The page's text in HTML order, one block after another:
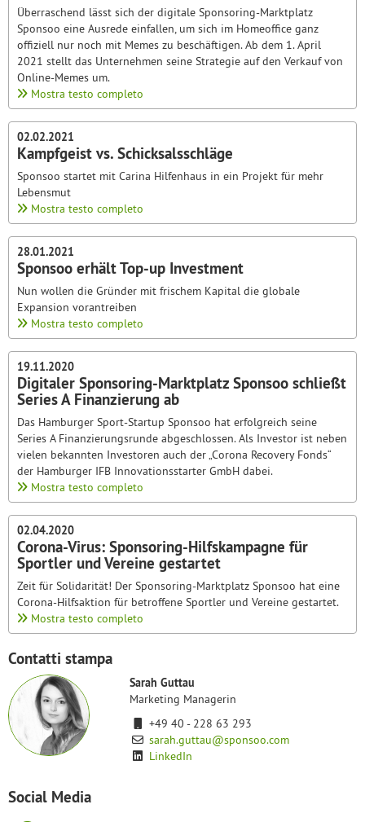
Überraschend lässt sich der digitale Sponsoring-Marktplatz
Sponsoo eine Ausrede einfallen, um sich im Homeoffice ganz
offiziell nur noch mit Memes zu beschäftigen. Ab dem 1. April
2021 stellt das Unternehmen seine Strategie auf den Verkauf von
Online-Memes um.
Mostra testo completo
02.02.2021
Kampfgeist vs. Schicksalsschläge
Sponsoo startet mit Carina Hilfenhaus in ein Projekt für mehr
Lebensmut
Mostra testo completo
28.01.2021
Sponsoo erhält Top-up Investment
Nun wollen die Gründer mit frischem Kapital die globale
Expansion vorantreiben
Mostra testo completo
19.11.2020
Digitaler Sponsoring-Marktplatz Sponsoo schließt
Series A Finanzierung ab
Das Hamburger Sport-Startup Sponsoo hat erfolgreich seine
Series A Finanzierungsrunde abgeschlossen. Als Investor ist neben
vielen bekannten Investoren auch der „Corona Recovery Fonds“
der Hamburger IFB Innovationsstarter GmbH dabei.
Mostra testo completo
02.04.2020
Corona-Virus: Sponsoring-Hilfskampagne für
Sportler und Vereine gestartet
Zeit für Solidarität! Der Sponsoring-Marktplatz Sponsoo hat eine
Corona-Hilfsaktion für betroffene Sportler und Vereine gestartet.
Mostra testo completo
Contatti stampa
Sarah Guttau
Marketing Managerin
+49 40 - 228 63 293
sarah.guttau@sponsoo.com
LinkedIn
Social Media